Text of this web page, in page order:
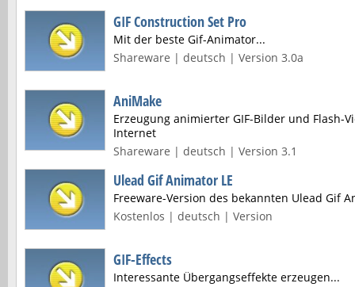
GIF Construction Set Pro
Mit der beste Gif-Animator...
Shareware | deutsch | Version 3.0a
AniMake
Erzeugung animierter GIF-Bilder und Flash-
Internet
Shareware | deutsch | Version 3.1
Ulead Gif Animator LE
Freeware-Version des bekannten Ulead Gif
Kostenlos | deutsch | Version
GIF-Effects
Interessante Übergangseffekte erzeugen...